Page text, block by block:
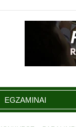
EGZAMINAI